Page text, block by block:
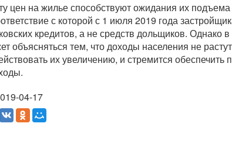
цен на жилье способствуют ожидания их
с которой с 1 июля 2019 года
кредитов, а не средств дольщиков.
объясняться тем, что доходы населения не
их увеличению, и стремится
04-17